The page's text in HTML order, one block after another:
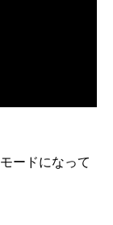
ードになって